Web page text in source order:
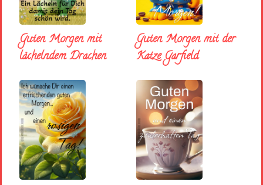
Guten Morgen mit
lächelndem Drachen
Guten Morgen mit der
Katze Garfield